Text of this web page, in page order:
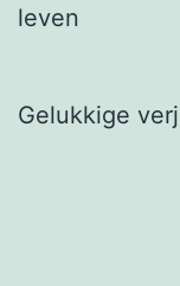
leven
Gelukkige